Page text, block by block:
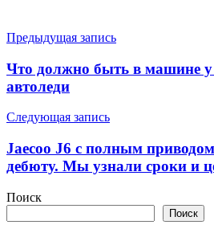
Навигация
по
записям
Предыдущая запись
Что должно быть в машине у
автоледи
Следующая запись
Jaecoo J6 с полным
дебюту. Мы узнали сроки и
Поиск
Поиск